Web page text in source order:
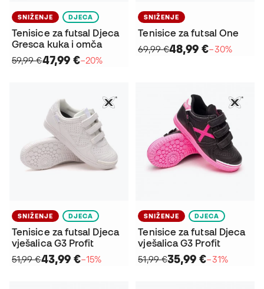
SNIŽENJE DJECA
Tenisice za futsal Djeca
Gresca kuka i omča
59,99 €47,99 €−20%
SNIŽENJE
Tenisice za futsal One
69,99 €48,99 €−30%
SNIŽENJE DJECA
Tenisice za futsal Djeca
vješalica G3 Profit
51,99 €43,99 €−15%
SNIŽENJE DJECA
Tenisice za futsal Djeca
vješalica G3 Profit
51,99 €35,99 €−31%